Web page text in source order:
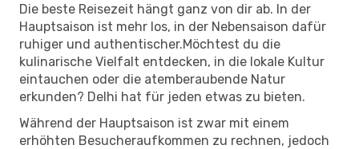
Die beste Reisezeit hängt ganz von dir ab. In der
Hauptsaison ist mehr los, in der Nebensaison dafür
ruhiger und authentischer.Möchtest du die
kulinarische Vielfalt entdecken, in die lokale Kultur
eintauchen oder die atemberaubende Natur
erkunden? Delhi hat für jeden etwas zu bieten.
Während der Hauptsaison ist zwar mit einem
erhöhten Besucheraufkommen zu rechnen, jedoch